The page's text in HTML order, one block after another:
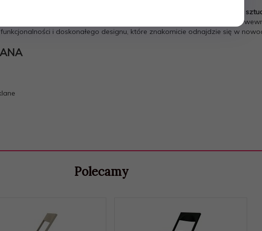
włókna szklanego i tworzywa
które obracają się wokół jednej osi, a cały mechanizm został ukryty
i doskonałego designu, które znakomicie odnajdzie się w
Polecamy